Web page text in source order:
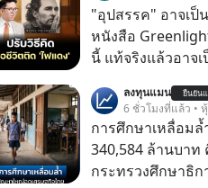
ประวัติศาสตร์?
แค่ซื้อไป “ฆ่า” ใ
ของเรื่องนี้ ถึงเป็
ไม่มีแม้แต่ศพให้เห็น? เลือกฟังกันได้เลยนะค
ลืมกด Follow ติดต
Forever’s
ผ่าน Spotify : https://bit.ly/4g4SW17 🎧 ฟังผ่าน
Apple Podcast :
ภาษี Capital
ประเทศไทย
"อุปสรรค" อาจเ
หนังสือ
นี้ แท้จริงแล้วอาจ
หนึ่ง เคยปฏิเสธเงิ
ล้านดอลลาร์ (หรือ
เขาไม่อยากขังตัว
คือ โทรศัพท์ของเ
ลงทุนแมน ยืนยัน
6 ชั่วโมงที่แล้ว •
การศึกษาเหลื่อม
340,584 ล้านบา
กระทรวงศึกษาธิ